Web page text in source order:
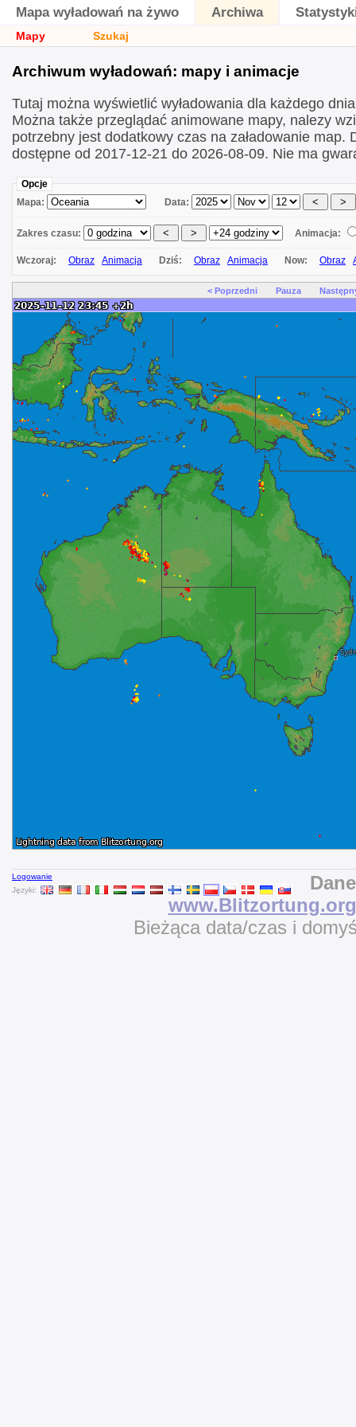
Mapa wyładowań na żywo Archiwa
Mapy Szukaj
Archiwum wyładowań: mapy i animacje
Tutaj można wyświetlić wyładowania dla każdego
Można także przeglądać animowane mapy, nalezy
potrzebny jest dodatkowy czas na załadowanie map.
dostępne od 2017-12-21 do 2026-08-09. Nie ma
Opcje
Mapa:
Data:
Zakres czasu: Animacja:
Wczoraj: Obraz Animacja Dziś: Obraz Animacja Now: Obraz
< Poprzedni Pauza
Logowanie
Języki:
www.Blitzortung.org
Bieżąca data/czas i